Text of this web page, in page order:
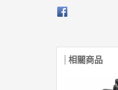
相關商品